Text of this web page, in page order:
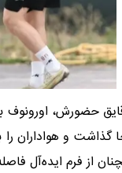
حضورش،
گذاشت و هواداران
از فرم ایده‌آل